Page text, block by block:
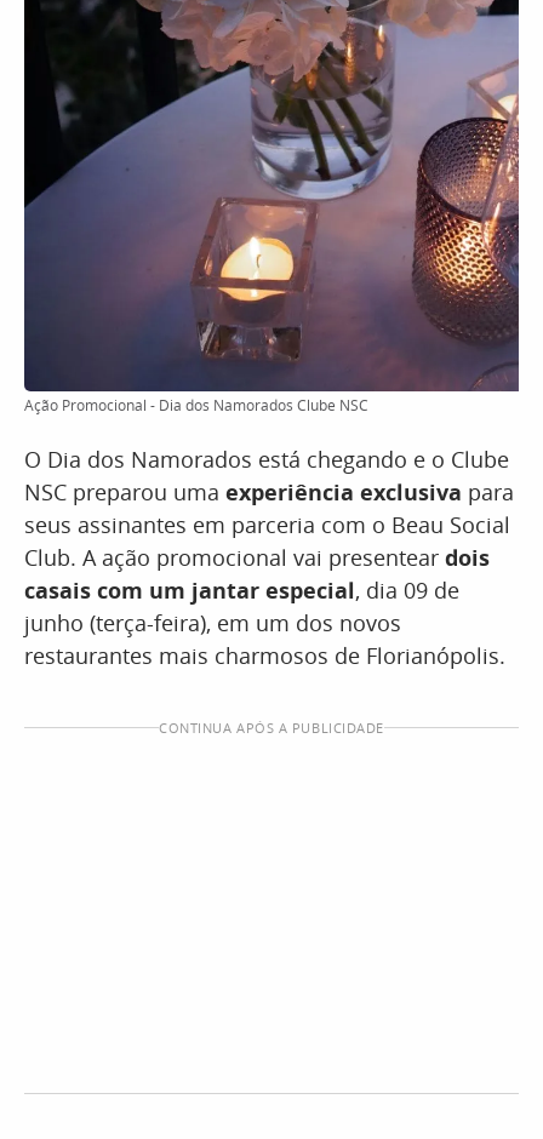
Ação Promocional - Dia dos Namorados Clube NSC
O Dia dos Namorados está chegando e o Clube
NSC preparou uma experiência exclusiva para
seus assinantes em parceria com o Beau Social
Club. A ação promocional vai presentear dois
casais com um jantar especial, dia 09 de
junho (terça-feira), em um dos novos
restaurantes mais charmosos de Florianópolis.
CONTINUA APÓS A PUBLICIDADE